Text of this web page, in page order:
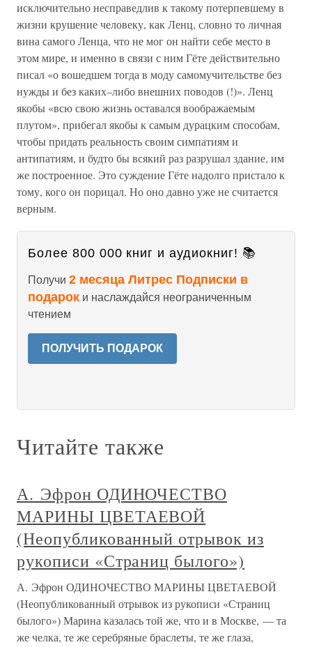
исключительно несправедлив к такому потерпевшему в
жизни крушение человеку, как Ленц, словно то личная
вина самого Ленца, что не мог он найти себе место в
этом мире, и именно в связи с ним Гёте действительно
писал «о вошедшем тогда в моду самомучительстве без
нужды и без каких–либо внешних поводов (!)». Ленц
якобы «всю свою жизнь оставался воображаемым
плутом», прибегал якобы к самым дурацким способам,
чтобы придать реальность своим симпатиям и
антипатиям, и будто бы всякий раз разрушал здание, им
же построенное. Это суждение Гёте надолго пристало к
тому, кого он порицал. Но оно давно уже не считается
верным.
Более 800 000 книг и аудиокниг! 📚
Получи 2 месяца Литрес Подписки в
подарок и наслаждайся неограниченным
чтением
ПОЛУЧИТЬ ПОДАРОК
Читайте также
А. Эфрон ОДИНОЧЕСТВО
МАРИНЫ ЦВЕТАЕВОЙ
(Неопубликованный отрывок из
рукописи «Страниц былого»)
А. Эфрон ОДИНОЧЕСТВО МАРИНЫ ЦВЕТАЕВОЙ
(Неопубликованный отрывок из рукописи «Страниц
былого») Марина казалась той же, что и в Москве, — та
же челка, те же серебряные браслеты, те же глаза,